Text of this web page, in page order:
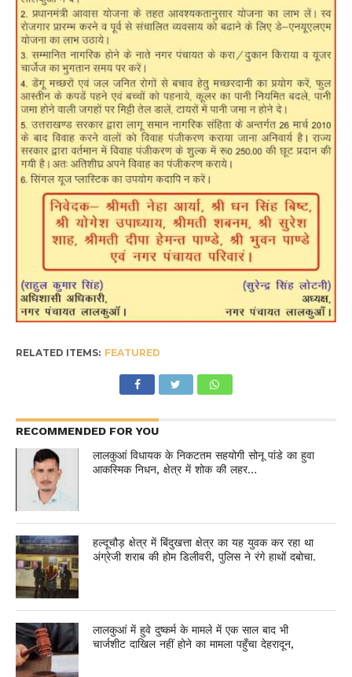
RELATED ITEMS: FEATURED
RECOMMENDED FOR YOU
लालकुआं विधायक के निकटतम सहयोगी सोनू पांडे का हुवा
आकस्मिक निधन, क्षेत्र में शोक की लहर…
हल्दूचौड़ क्षेत्र में बिंदुखत्ता क्षेत्र का यह युवक कर रहा था
अंग्रेजी शराब की होम डिलीवरी, पुलिस ने रंगे हाथों दबोचा.
लालकुआं में हुवे दुष्कर्म के मामले में एक साल बाद भी
चार्जशीट दाखिल नहीं होने का मामला पहुँचा देहरादून,